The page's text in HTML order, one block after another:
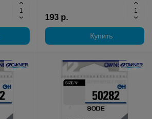
193 р.
Купить